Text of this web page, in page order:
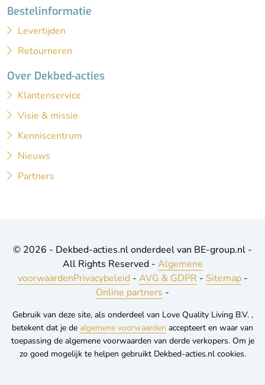
Bestelinformatie
Levertijden
Retourneren
Over Dekbed-acties
Klantenservice
Visie & missie
Kenniscentrum
Nieuws
Partners
© 2026 - Dekbed-acties.nl onderdeel van BE-group.nl -
All Rights Reserved - Algemene
voorwaardenPrivacybeleid- AVG & GDPR - Sitemap-
Online partners -
Gebruik van deze site, als onderdeel van Love Quality Living B.V. ,
betekent dat je de algemene voorwaarden accepteert en waar van
toepassing de algemene voorwaarden van derde verkopers. Om je
zo goed mogelijk te helpen gebruikt Dekbed-acties.nl cookies.